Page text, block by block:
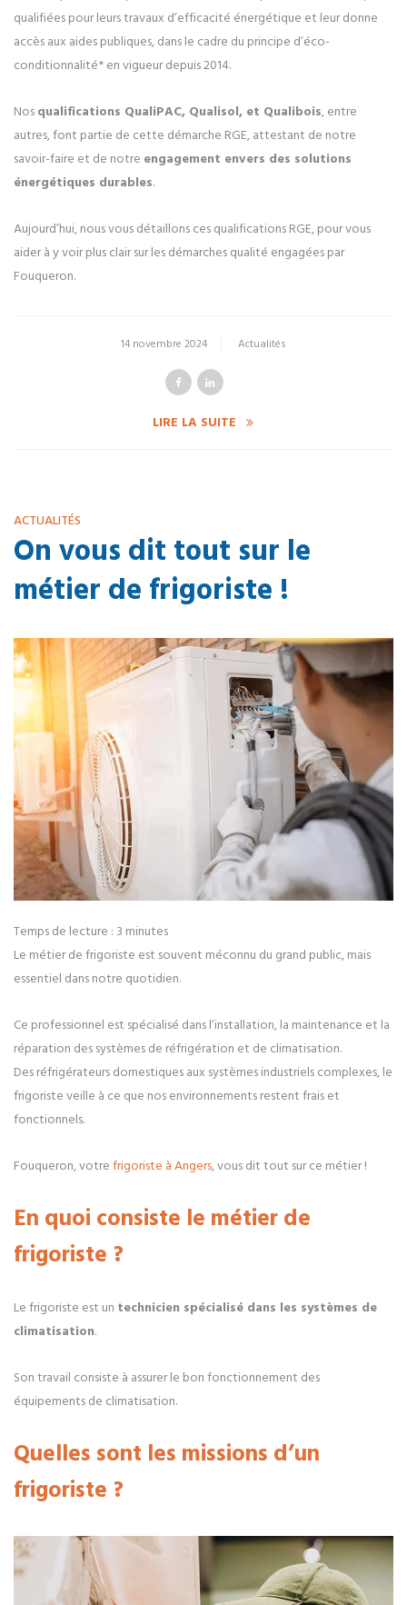
qualifiées pour leurs travaux d’efficacité énergétique et leur donne
accès aux aides publiques, dans le cadre du principe d’éco-
conditionnalité* en vigueur depuis 2014.
Nos qualifications QualiPAC, Qualisol, et Qualibois, entre
autres, font partie de cette démarche RGE, attestant de notre
savoir-faire et de notre engagement envers des solutions
énergétiques durables.
Aujourd’hui, nous vous détaillons ces qualifications RGE, pour vous
aider à y voir plus clair sur les démarches qualité engagées par
Fouqueron.
14 novembre 2024 Actualités
LIRE LA SUITE
ACTUALITÉS
On vous dit tout sur le
métier de frigoriste !
Temps de lecture : 3 minutes
Le métier de frigoriste est souvent méconnu du grand public, mais
essentiel dans notre quotidien.
Ce professionnel est spécialisé dans l’installation, la maintenance et la
réparation des systèmes de réfrigération et de climatisation.
Des réfrigérateurs domestiques aux systèmes industriels complexes, le
frigoriste veille à ce que nos environnements restent frais et
fonctionnels.
Fouqueron, votre frigoriste à Angers, vous dit tout sur ce métier !
En quoi consiste le métier de
frigoriste ?
Le frigoriste est un technicien spécialisé dans les systèmes de
climatisation.
Son travail consiste à assurer le bon fonctionnement des
équipements de climatisation.
Quelles sont les missions d’un
frigoriste ?